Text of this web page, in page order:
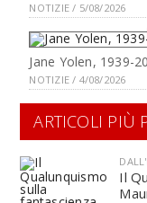
NOTIZIE / 5/08/2026
Jane Yolen, 1939-
NOTIZIE / 4/08/2026
ARTICOLI PIÙ
Il